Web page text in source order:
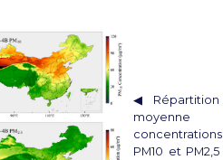
◀︎ Répartition
PM10 et